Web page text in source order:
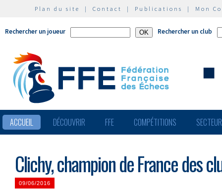
Plan du site | Contact | Publications | Mon
Rechercher un joueur Rechercher un club
ACCUEIL DÉCOUVRIR FFE COMPÉTITIONS
Clichy, champion de France des
09/06/2016